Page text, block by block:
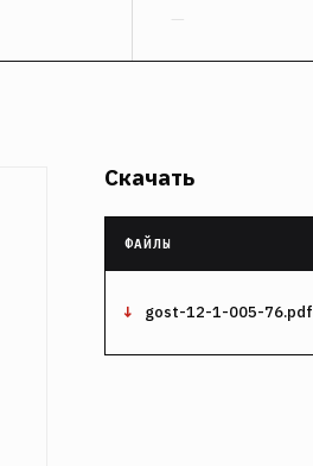
—
Скачать
gost-12-1-005-76.pdf